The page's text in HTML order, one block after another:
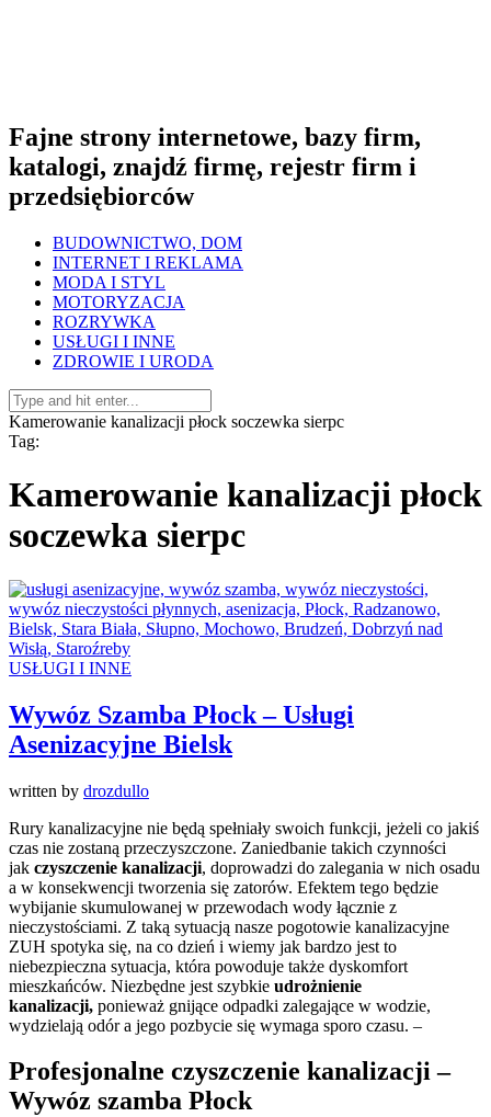
Fajne strony internetowe, bazy firm,
katalogi, znajdź firmę, rejestr firm i
przedsiębiorców
BUDOWNICTWO, DOM
INTERNET I REKLAMA
MODA I STYL
MOTORYZACJA
ROZRYWKA
USŁUGI I INNE
ZDROWIE I URODA
Kamerowanie kanalizacji płock soczewka sierpc
Tag:
Kamerowanie kanalizacji płock
soczewka sierpc
USŁUGI I INNE
Wywóz Szamba Płock – Usługi
Asenizacyjne Bielsk
written by drozdullo
Rury kanalizacyjne nie będą spełniały swoich funkcji, jeżeli co jakiś
czas nie zostaną przeczyszczone. Zaniedbanie takich czynności
jak czyszczenie kanalizacji, doprowadzi do zalegania w nich osadu
a w konsekwencji tworzenia się zatorów. Efektem tego będzie
wybijanie skumulowanej w przewodach wody łącznie z
nieczystościami. Z taką sytuacją nasze pogotowie kanalizacyjne
ZUH spotyka się, na co dzień i wiemy jak bardzo jest to
niebezpieczna sytuacja, która powoduje także dyskomfort
mieszkańców. Niezbędne jest szybkie udrożnienie
kanalizacji, ponieważ gnijące odpadki zalegające w wodzie,
wydzielają odór a jego pozbycie się wymaga sporo czasu. –
Profesjonalne czyszczenie kanalizacji –
Wywóz szamba Płock